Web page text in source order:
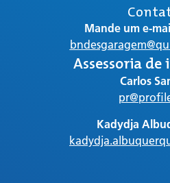
Mande um e-
Assessoria
Carlos
Kadydja